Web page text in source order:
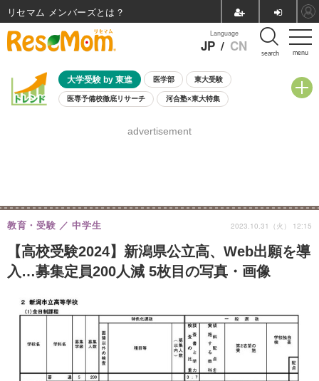
menu
Language
JP / CN search
大学受験 by 東進 医学部 東大受験
医専予備校徹底リサーチ 河合塾×東大特集
8月開催学校説明会・相談会
advertisement
【高校受験2024】新潟県公立高、Web出願を導
入…募集定員200人減 5枚目の写真・画像
教育・受験 中学生 2023.10.31（火） 12:15
リセマム メンバーズ